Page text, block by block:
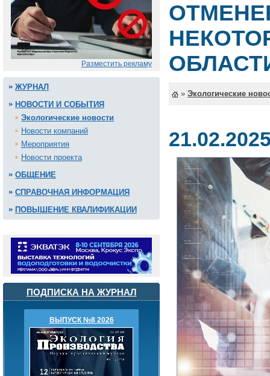
Разместить рекламу
ЖУРНАЛ
НОВОСТИ И СОБЫТИЯ
Экологические новости
Новости компаний
Мероприятия
Новости проекта
ОБЩЕНИЕ
СПРАВОЧНАЯ ИНФОРМАЦИЯ
ПОВЫШЕНИЕ КВАЛИФИКАЦИИ
ПОДПИСКА НА ЖУРНАЛ
ВЫПУСК №8 2026
» Экологические